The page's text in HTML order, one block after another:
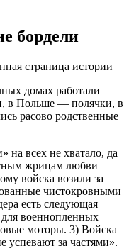
бордели
домах работали
в Польше — полячки, в
расово родственные
на всех не хватало, да
жрицам любви —
войска возили за
чистокровными
есть следующая
военнопленных
моторы. 3) Войска
успевают за частями».